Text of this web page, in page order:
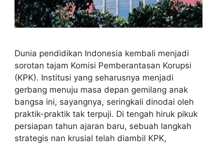
Dunia pendidikan Indonesia kembali menjadi
sorotan tajam Komisi Pemberantasan Korupsi
(KPK). Institusi yang seharusnya menjadi
gerbang menuju masa depan gemilang anak
bangsa ini, sayangnya, seringkali dinodai oleh
praktik-praktik tak terpuji. Di tengah hiruk pikuk
persiapan tahun ajaran baru, sebuah langkah
strategis nan krusial telah diambil KPK,